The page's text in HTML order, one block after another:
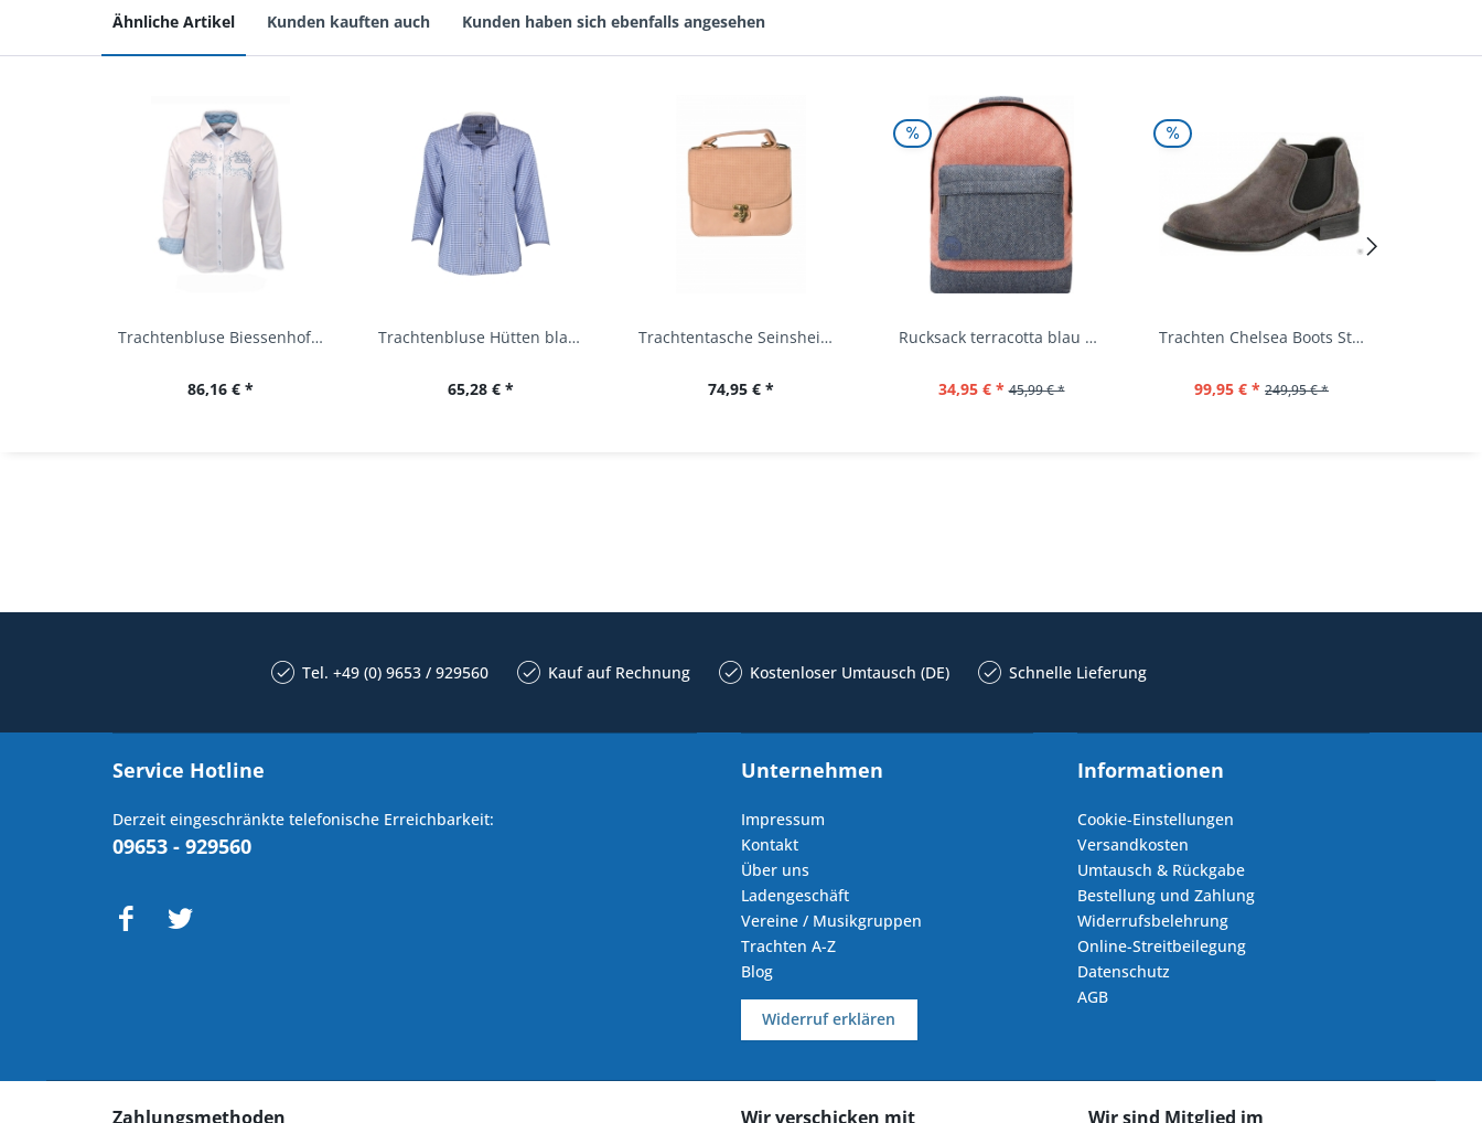
Ähnliche Artikel Kunden kauften auch Kunden haben sich ebenfalls angesehen
Trachtenbluse Biessenhofen weiß Langarm OS...
86,16 € *
Trachtenbluse Hütten blau 7/8 Arm OS Trachten
65,28 € *
Trachtentasche Seinsheim lachs rosa Werner...
74,95 € *
Rucksack terracotta blau navy Mi-Pac...
34,95 € * 45,99 € *
Trachten Chelsea Boots Stiefel Fürstenstein...
99,95 € * 249,95 € *
Tel. +49 (0) 9653 / 929560 Kauf auf Rechnung Kostenloser Umtausch (DE) Schnelle Lieferung
Service Hotline
Derzeit eingeschränkte telefonische Erreichbarkeit:
09653 - 929560
Unternehmen
Impressum
Kontakt
Über uns
Ladengeschäft
Vereine / Musikgruppen
Trachten A-Z
Blog
Widerruf erklären
Informationen
Cookie-Einstellungen
Versandkosten
Umtausch & Rückgabe
Bestellung und Zahlung
Widerrufsbelehrung
Online-Streitbeilegung
Datenschutz
AGB
Zahlungsmethoden Wir verschicken mit Wir sind Mitglied im